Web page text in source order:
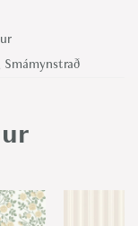
Smámynstrað